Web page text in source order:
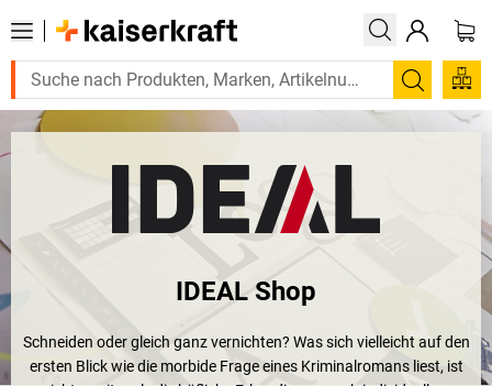
Suchen
IDEAL Shop
Schneiden oder gleich ganz vernichten? Was sich vielleicht auf den
ersten Blick wie die morbide Frage eines Kriminalromans liest, ist